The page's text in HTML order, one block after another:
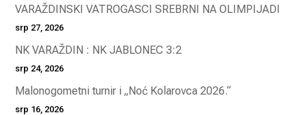
VARAŽDINSKI VATROGASCI SREBRNI NA OLIMPIJADI
srp 27, 2026
NK VARAŽDIN : NK JABLONEC 3:2
srp 24, 2026
Malonogometni turnir i „Noć Kolarovca 2026.“
srp 16, 2026